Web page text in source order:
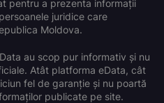
pentru a prezenta informații
juridice care
Moldova.
au scop pur informativ și nu
Atât platforma eData, cât
fel de garanție și nu poartă
publicate pe site.